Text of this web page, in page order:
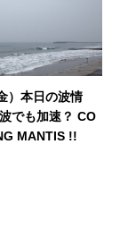
）本日の波情
MANTIS !!